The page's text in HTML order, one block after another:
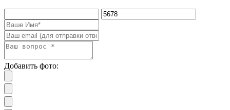
Добавить фото: